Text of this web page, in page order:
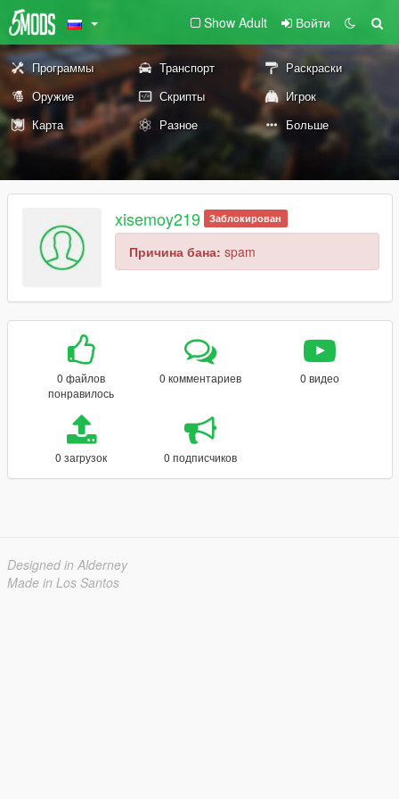
Show Adult Войти
Программы Транспорт
Раскраски
Оружие
Скрипты
Игрок
Карта
Разное Больше
xisemoy219 Заблокирован
Причина бана: spam
0 файлов
понравилось
0 комментариев 0 видео
0 загрузок 0 подписчиков
Designed in Alderney
Made in Los Santos